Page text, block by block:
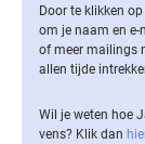
Door te klikken
om je naam en e-
of meer mailings
allen tijde
Wil je weten hoe
vens? Klik dan